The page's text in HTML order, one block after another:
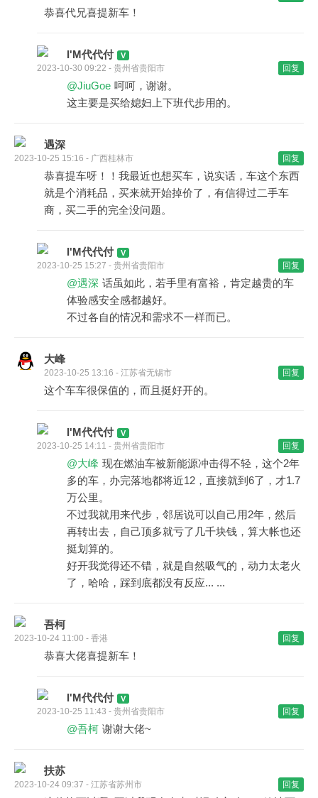
恭喜代兄喜提新车！
I'M代代付
2023-10-30 09:22 - 贵州省贵阳市 回复
@JiuGoe 呵呵，谢谢。
这主要是买给媳妇上下班代步用的。
遇深
2023-10-25 15:16 - 广西桂林市 回复
恭喜提车呀！！我最近也想买车，说实话，车这个东西
就是个消耗品，买来就开始掉价了，有信得过二手车
商，买二手的完全没问题。
I'M代代付
2023-10-25 15:27 - 贵州省贵阳市 回复
@遇深 话虽如此，若手里有富裕，肯定越贵的车
体验感安全感都越好。
不过各自的情况和需求不一样而已。
大峰
2023-10-25 13:16 - 江苏省无锡市 回复
这个车车很保值的，而且挺好开的。
I'M代代付
2023-10-25 14:11 - 贵州省贵阳市 回复
@大峰 现在燃油车被新能源冲击得不轻，这个2年
多的车，办完落地都将近12，直接就到6了，才1.7
万公里。
不过我就用来代步，邻居说可以自己用2年，然后
再转出去，自己顶多就亏了几千块钱，算大帐也还
挺划算的。
好开我觉得还不错，就是自然吸气的，动力太老火
了，哈哈，踩到底都没有反应... ...
吾柯
2023-10-24 11:00 - 香港 回复
恭喜大佬喜提新车！
I'M代代付
2023-10-25 11:43 - 贵州省贵阳市 回复
@吾柯 谢谢大佬~
扶苏
2023-10-24 09:37 - 江苏省苏州市 回复